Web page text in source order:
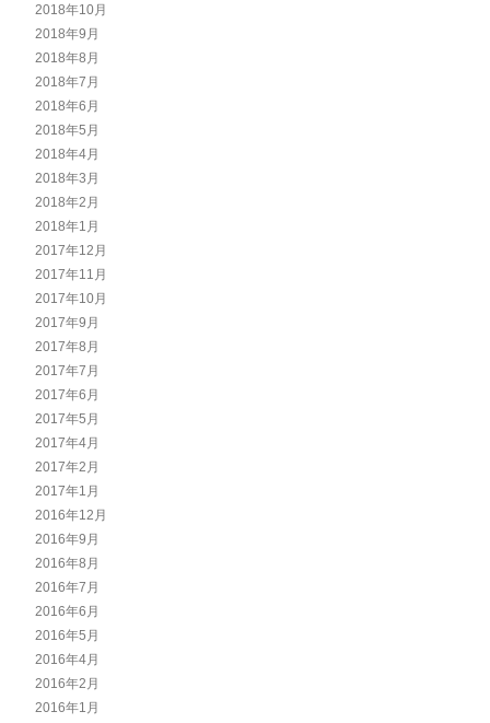
2018年10月
2018年9月
2018年8月
2018年7月
2018年6月
2018年5月
2018年4月
2018年3月
2018年2月
2018年1月
2017年12月
2017年11月
2017年10月
2017年9月
2017年8月
2017年7月
2017年6月
2017年5月
2017年4月
2017年2月
2017年1月
2016年12月
2016年9月
2016年8月
2016年7月
2016年6月
2016年5月
2016年4月
2016年2月
2016年1月